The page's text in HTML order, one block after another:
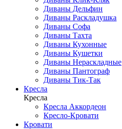
Диваны Дельфин
Диваны Раскладушка
Диваны Софа
Диваны Тахта
Диваны Кухонные
Диваны Кушетки
Диваны Нераскладные
Диваны Пантограф
Диваны Тик-Так
Кресла
Кресла
Кресла Аккордеон
Кресло-Кровати
Кровати